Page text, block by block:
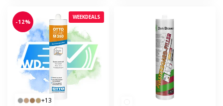
WEEKDEALS
+13
-12%